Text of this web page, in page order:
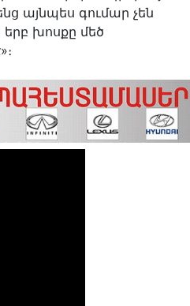
այնպես գումար չեն
խոսքը մեծ